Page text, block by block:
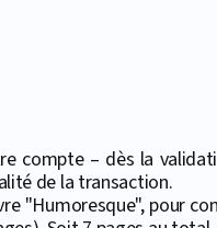
compte – dès la
de la transaction.
"Humoresque", pour